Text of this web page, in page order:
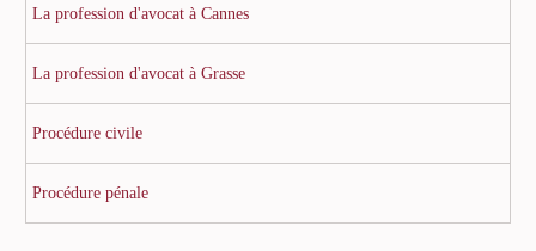
La profession d'avocat à Cannes
La profession d'avocat à Grasse
Procédure civile
Procédure pénale